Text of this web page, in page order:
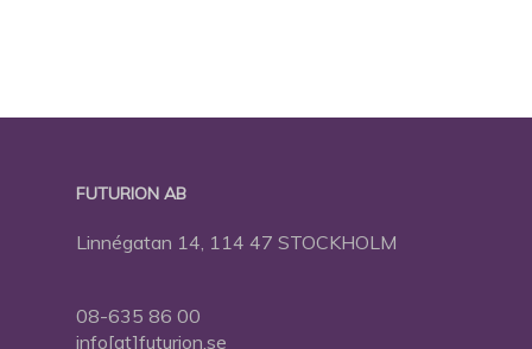
FUTURION AB
Linnégatan 14, 114 47 STOCKHOLM
08-635 86 00
info[at]futurion.se